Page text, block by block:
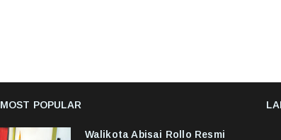
MOST POPULAR
Walikota Abisai Rollo Resmi